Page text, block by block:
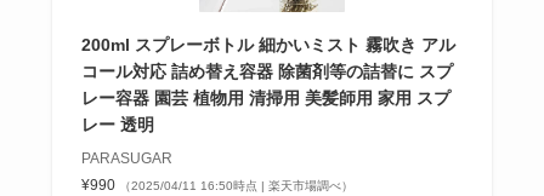
200ml スプレーボトル 細かいミスト 霧吹き アル
コール対応 詰め替え容器 除菌剤等の詰替に スプ
レー容器 園芸 植物用 清掃用 美髪師用 家用 スプ
レー 透明
PARASUGAR
¥990
（2025/04/11 16:50時点 | 楽天市場調べ）